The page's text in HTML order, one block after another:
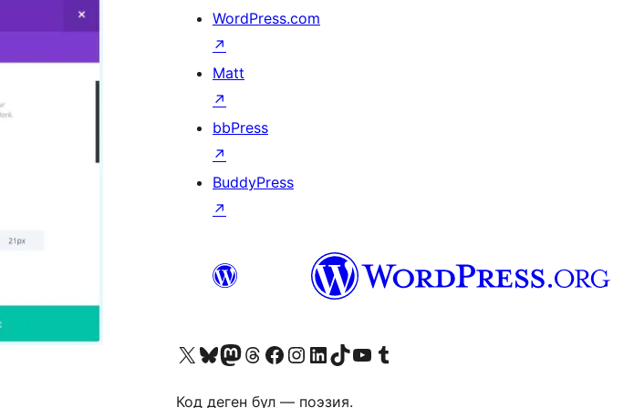
WordPress.com
↗
Matt
↗
bbPress
↗
BuddyPress
↗
Visit our X (formerly Twitter) account
Visit our Bluesky account
Биздин Mastodon түрмөгүбүзгө баш багыңыз
Visit our Threads account
Биздин Facebook баракчабызга кириңиз
Биздин Instagram баракчабызга баш багыңыз
Биздин LinkedIn баракчабызга баш багыңыз
Visit our TikTok account
Visit our YouTube channel
Visit our Tumblr account
Код деген бул — поэзия.